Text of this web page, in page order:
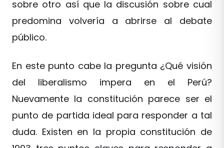
sobre otro así que la discusión sobre cual
predomina volvería a abrirse al debate
público.
En este punto cabe la pregunta ¿Qué visión
del liberalismo impera en el Perú?
Nuevamente la constitución parece ser el
punto de partida ideal para responder a tal
duda. Existen en la propia constitución de